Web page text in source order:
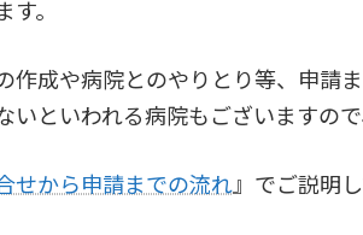
。
作成や病院とのやりとり等、申
いといわれる病院もございますの
せから申請までの流れ』でご説明